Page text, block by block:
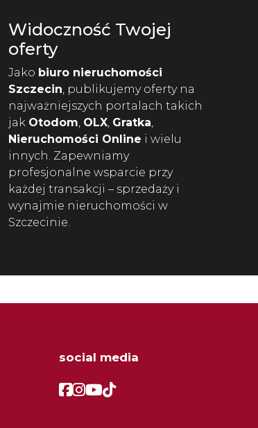
Widoczność Twojej
oferty
Jako biuro nieruchomości
Szczecin, publikujemy oferty na
najważniejszych portalach takich
jak Otodom, OLX, Gratka,
Nieruchomości Online i wielu
innych. Zapewniamy
profesjonalne wsparcie przy
każdej transakcji – sprzedaży i
wynajmie nieruchomości w
Szczecinie.
social media
Facebook
Facebook
Facebook
Facebook